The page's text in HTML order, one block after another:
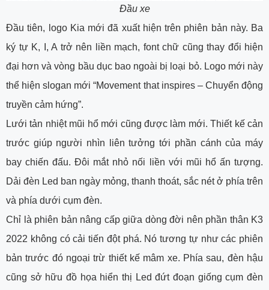
Đầu xe
Đầu tiên, logo Kia mới đã xuất hiện trên phiên bản này. Ba
ký tự K, I, A trở nên liền mạch, font chữ cũng thay đổi hiện
đại hơn và vòng bầu dục bao ngoài bị loại bỏ. Logo mới này
thể hiện slogan mới “Movement that inspires – Chuyển động
truyền cảm hứng”.
Lưới tản nhiệt mũi hổ mới cũng được làm mới. Thiết kế cản
trước giúp người nhìn liên tưởng tới phần cánh của máy
bay chiến đấu. Đôi mắt nhỏ nối liền với mũi hổ ấn tượng.
Dải đèn Led ban ngày mỏng, thanh thoát, sắc nét ở phía trên
và phía dưới cụm đèn.
Chỉ là phiên bản nâng cấp giữa dòng đời nên phần thân K3
2022 không có cải tiến đột phá. Nó tương tự như các phiên
bản trước đó ngoại trừ thiết kế mâm xe. Phía sau, đèn hậu
cũng sở hữu đồ họa hiển thị Led đứt đoạn giống cụm đèn